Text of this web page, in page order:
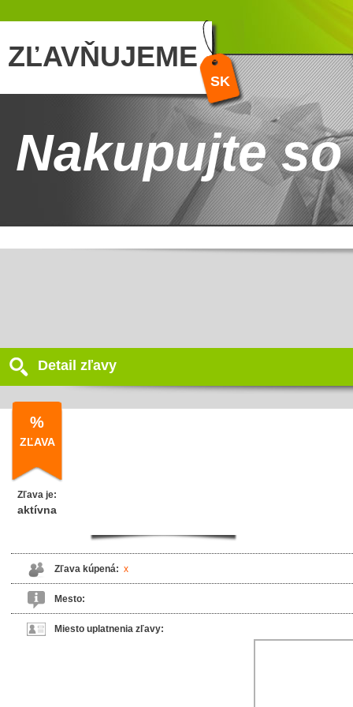
ZĽAVŇUJEME
SK
Nakupujte
Detail zľavy
%
ZĽAVA
Zľava je:
aktívna
Zľava kúpená: x
Mesto:
Miesto uplatnenia zľavy: